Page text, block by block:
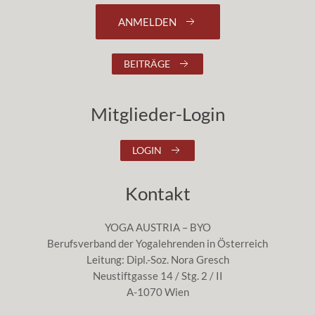
ANMELDEN
BEITRÄGE
Mitglieder-Login
LOGIN
Kontakt
YOGA AUSTRIA – BYO
Berufsverband der Yogalehrenden in Österreich
Leitung: Dipl.-Soz. Nora Gresch
Neustiftgasse 14 / Stg. 2 / II
A-1070 Wien